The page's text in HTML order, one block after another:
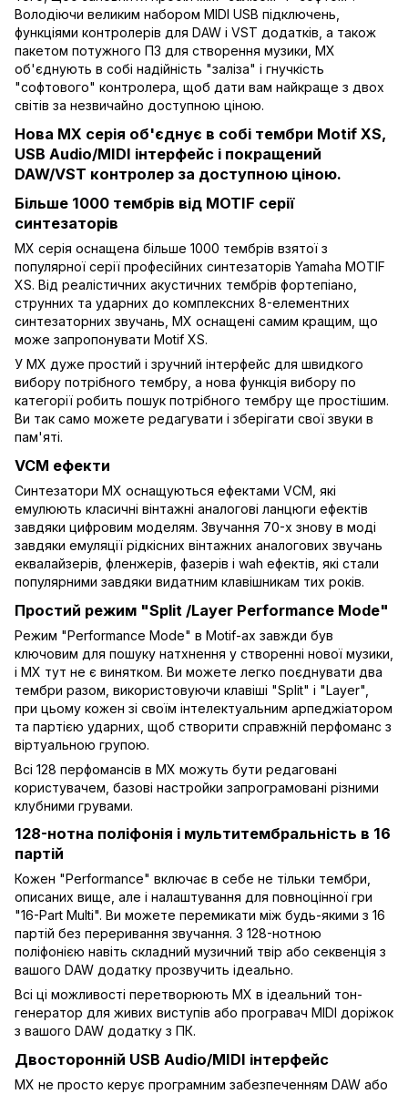
Володіючи великим набором MIDI USB підключень,
функціями контролерів для DAW і VST додатків, а також
пакетом потужного ПЗ для створення музики, MX
об'єднують в собі надійність "заліза" і гнучкість
"софтового" контролера, щоб дати вам найкраще з двох
світів за незвичайно доступною ціною.
Нова MX серія об'єднує в собі тембри Motif XS,
USB Audio/MIDI інтерфейс і покращений
DAW/VST контролер за доступною ціною.
Більше 1000 тембрів від MOTIF серії
синтезаторів
MX серія оснащена більше 1000 тембрів взятої з
популярної серії професійних синтезаторів Yamaha MOTIF
XS. Від реалістичних акустичних тембрів фортепіано,
струнних та ударних до комплексних 8-елементних
синтезаторних звучань, MX оснащені самим кращим, що
може запропонувати Motif XS.
У MX дуже простий і зручний інтерфейс для швидкого
вибору потрібного тембру, а нова функція вибору по
категорії робить пошук потрібного тембру ще простішим.
Ви так само можете редагувати і зберігати свої звуки в
пам'яті.
VCM ефекти
Синтезатори MX оснащуються ефектами VCM, які
емулюють класичні вінтажні аналогові ланцюги ефектів
завдяки цифровим моделям. Звучання 70-х знову в моді
завдяки емуляції рідкісних вінтажних аналогових звучань
еквалайзерів, фленжерів, фазерів і wah ефектів, які стали
популярними завдяки видатним клавішникам тих років.
Простий режим "Split /Layer Performance Mode"
Режим "Performance Mode" в Motif-ах завжди був
ключовим для пошуку натхнення у створенні нової музики,
і MX тут не є винятком. Ви можете легко поєднувати два
тембри разом, використовуючи клавіші "Split" і "Layer",
при цьому кожен зі своїм інтелектуальним арпеджіатором
та партією ударних, щоб створити справжній перфоманс з
віртуальною групою.
Всі 128 перфомансів в MX можуть бути редаговані
користувачем, базові настройки запрограмовані різними
клубними грувами.
128-нотна поліфонія і мультитембральність в 16
партій
Кожен "Performance" включає в себе не тільки тембри,
описаних вище, але і налаштування для повноцінної гри
"16-Part Multi". Ви можете перемикати між будь-якими з 16
партій без переривання звучання. З 128-нотною
поліфонією навіть складний музичний твір або секвенція з
вашого DAW додатку прозвучить ідеально.
Всі ці можливості перетворюють MX в ідеальний тон-
генератор для живих виступів або програвач MIDI доріжок
з вашого DAW додатку з ПК.
Двосторонній USB Audio/MIDI інтерфейс
MX не просто керує програмним забезпеченням DAW або